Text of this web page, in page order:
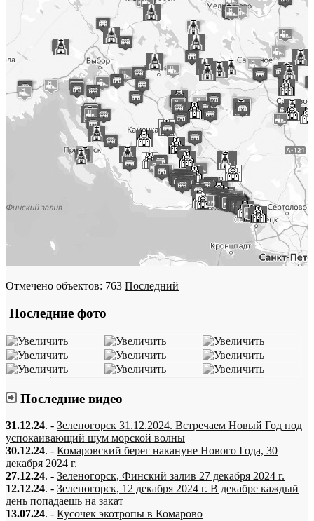
Отмечено объектов: 763 Последний
Последние фото
Последние видео
31.12.24. - Зеленогорск 31.12.2024. Встречаем Новый Год под
успокаивающий шум морской волны
30.12.24. - Комаровский берег накануне Нового Года, 30
декабря 2024 г.
27.12.24. - Зеленогорск, Финский залив 27 декабря 2024 г.
12.12.24. - Зеленогорск, 12 декабря 2024 г. В декабре каждый
день попадаешь на закат
13.07.24. - Кусочек экотропы в Комарово